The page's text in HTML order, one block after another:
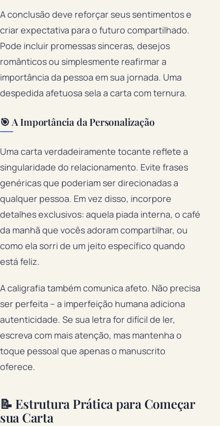
A conclusão deve reforçar seus sentimentos e
criar expectativa para o futuro compartilhado.
Pode incluir promessas sinceras, desejos
românticos ou simplesmente reafirmar a
importância da pessoa em sua jornada. Uma
despedida afetuosa sela a carta com ternura.
🎯 A Importância da Personalização
Uma carta verdadeiramente tocante reflete a
singularidade do relacionamento. Evite frases
genéricas que poderiam ser direcionadas a
qualquer pessoa. Em vez disso, incorpore
detalhes exclusivos: aquela piada interna, o café
da manhã que vocês adoram compartilhar, ou
como ela sorri de um jeito específico quando
está feliz.
A caligrafia também comunica afeto. Não precisa
ser perfeita – a imperfeição humana adiciona
autenticidade. Se sua letra for difícil de ler,
escreva com mais atenção, mas mantenha o
toque pessoal que apenas o manuscrito
oferece.
📝 Estrutura Prática para Começar
sua Carta